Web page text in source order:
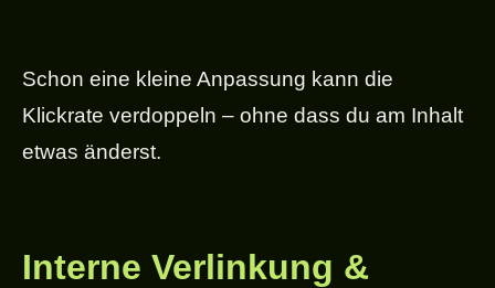
Schon eine kleine Anpassung kann die
Klickrate verdoppeln – ohne dass du am Inhalt
etwas änderst.
Interne Verlinkung &